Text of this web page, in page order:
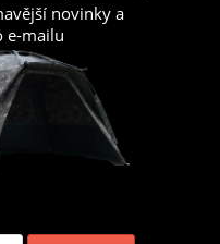
novinky a
e-mailu